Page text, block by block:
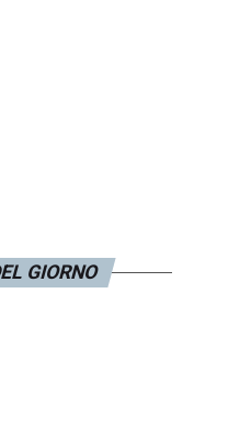
GIORNO